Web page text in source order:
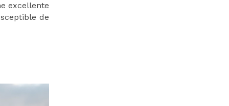
excellente
de